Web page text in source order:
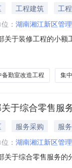
工程建筑
工程
： 湖南湘江新区管
关于装修工程的小
时间：-二、采购单
备勤室改造工程 集
于综合零售服
服务采购
服务
： 湖南湘江新区管
关于综合零售服务